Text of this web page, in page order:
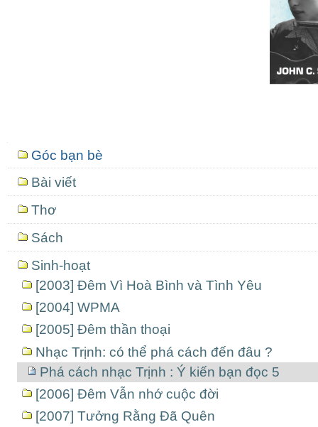
Mục
định
hướng
Góc bạn bè
Bài viết
Thơ
Sách
Sinh-hoạt
[2003] Đêm Vì Hoà Bình và Tình Yêu
[2004] WPMA
[2005] Đêm thần thoại
Nhạc Trịnh: có thể phá cách đến đâu ?
Phá cách nhạc Trịnh : Ý kiến bạn đọc 5
[2006] Đêm Vẫn nhớ cuộc đời
[2007] Tưởng Rằng Đã Quên